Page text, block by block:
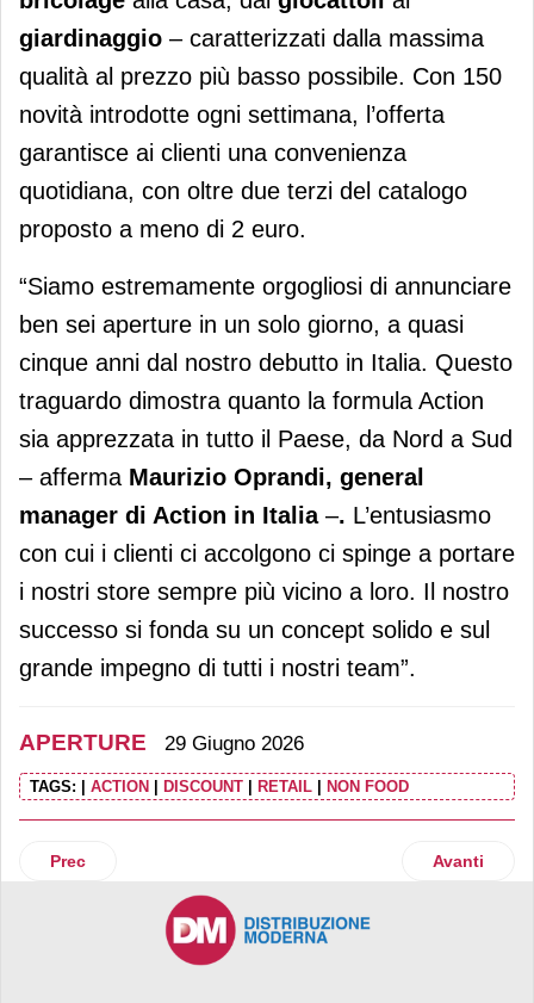
giardinaggio – caratterizzati dalla massima
qualità al prezzo più basso possibile. Con 150
novità introdotte ogni settimana, l’offerta
garantisce ai clienti una convenienza
quotidiana, con oltre due terzi del catalogo
proposto a meno di 2 euro.
“Siamo estremamente orgogliosi di annunciare
ben sei aperture in un solo giorno, a quasi
cinque anni dal nostro debutto in Italia. Questo
traguardo dimostra quanto la formula Action
sia apprezzata in tutto il Paese, da Nord a Sud
– afferma Maurizio Oprandi, general
manager di Action in Italia–. L’entusiasmo
con cui i clienti ci accolgono ci spinge a portare
i nostri store sempre più vicino a loro. Il nostro
successo si fonda su un concept solido e sul
grande impegno di tutti i nostri team”.
APERTURE 29 Giugno 2026
TAGS: ACTION DISCOUNT RETAIL NON FOOD
Articolo precedente: Gruppo Arena apre un
Prec Articolo
Avanti